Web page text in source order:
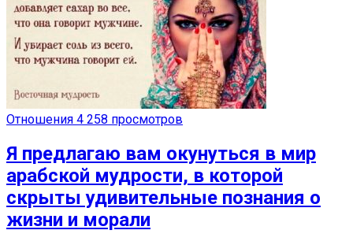
Отношения 4 258 просмотров
Я предлагаю вам окунуться в мир
арабской мудрости, в которой
скрыты удивительные познания о
жизни и морали